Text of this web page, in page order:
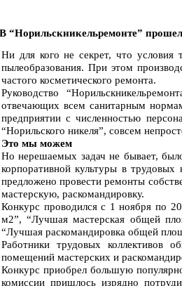
В “Норильскникельремонте”
Ни для кого не секрет, что условия
пылеобразования. При этом
частого косметического ремонта.
Руководство
отвечающих всем санитарным
предприятии с численностью
“Норильского никеля”, совсем
Это мы можем
Но нерешаемых задач не бывает,
корпоративной культуры в
предложено провести ремонты
мастерскую, раскомандировку.
Конкурс проводился с 1 ноября по
м2”, “Лучшая мастерская общей
“Лучшая раскомандировка общей
Работники трудовых коллективов
помещений мастерских и
Конкурс приобрел большую
комиссии пришлось изрядно